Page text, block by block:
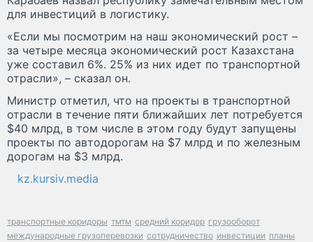
для инвестиций в логистику.
«Если мы посмотрим на наш экономический рост –
за четыре месяца экономический рост Казахстана
уже составил 6%. 25% из них идет по транспортной
отрасли», – сказал он.
Министр отметил, что на проекты в транспортной
отрасли в течение пяти ближайших лет потребуется
$40 млрд, в том числе в этом году будут запущены
проекты по автодорогам на $7 млрд и по железным
дорогам на $3 млрд.
kz.kursiv.media
транспортные коридоры тмтм средний коридор грузооборот
международные грузоперевозки сотрудничество инвестиции планы